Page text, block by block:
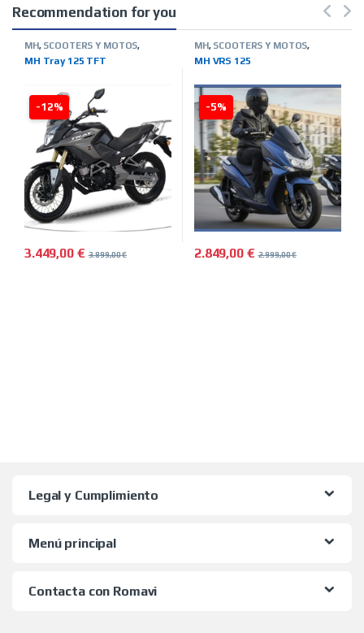
Recommendation for you
-12%
MH, SCOOTERS Y MOTOS,
MH Tray 125 TFT
3.449,00 € 3.899,00€
-5%
MH, SCOOTERS Y MOTOS,
MH VRS 125
2.849,00 € 2.999,00€
Legal y Cumplimiento
Menú principal
Contacta con Romavi